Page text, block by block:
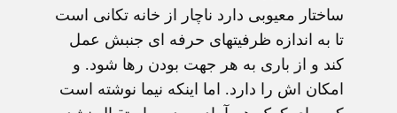
ساختار معیوبی دارد ناچار از خانه تکانی است
تا به اندازه ظرفیتهای حرفه ای جنبش عمل
کند و از باری به هر جهت بودن رها شود. و
امکان اش را دارد. اما اینکه نیما نوشته است